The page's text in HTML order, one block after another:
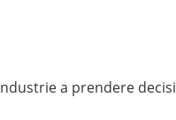
a prendere